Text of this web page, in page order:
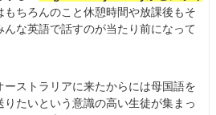
もちろんのこと休憩時間や放課後もそ
んな英語で話すのが当たり前になって
ーストラリアに来たからには母国語を
たいという意識の高い生徒が集まっ